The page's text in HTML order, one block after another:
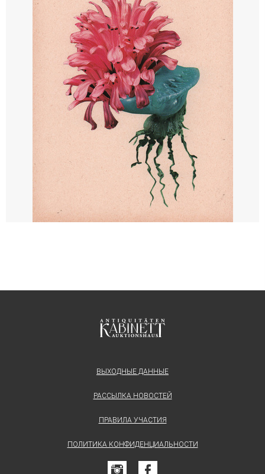
ВЫХОДНЫЕ ДАННЫЕ
РАССЫЛКА НОВОСТЕЙ
ПРАВИЛА УЧАСТИЯ
ПОЛИТИКА КОНФИДЕНЦИАЛЬНОСТИ